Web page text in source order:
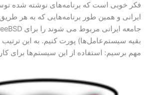
فکر خوبی است که برنامه‌های نوشته شده
ایرانی و همین طور برنامه‌هایی که به هر
بقیه سیستم‌عامل‌ها) پورت کنیم. به این
مهم برسیم: استفاده از این سیستم‌ها برای